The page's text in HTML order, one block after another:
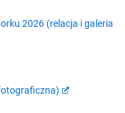
2026 (relacja i galeria